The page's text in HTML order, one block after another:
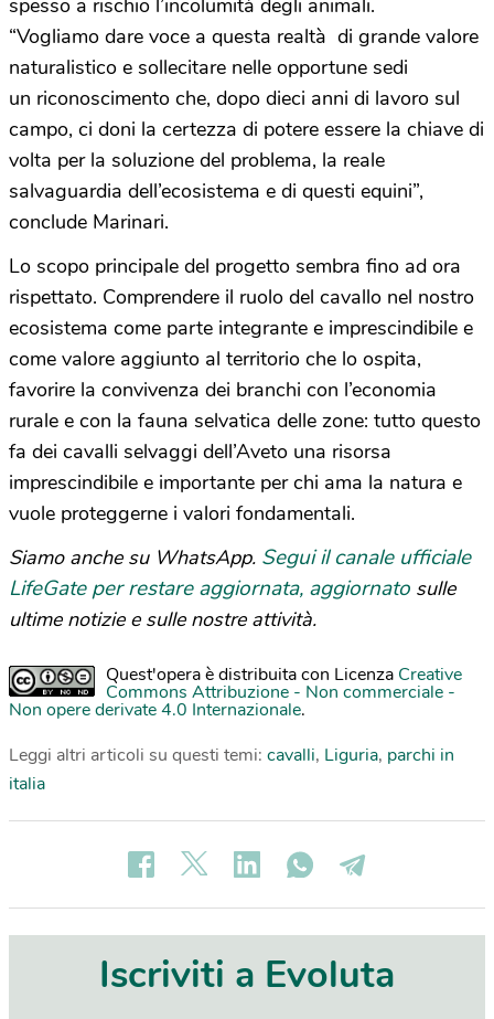
spesso a rischio l’incolumità degli animali.
“Vogliamo dare voce a questa realtà di grande valore
naturalistico e sollecitare nelle opportune sedi
un riconoscimento che, dopo dieci anni di lavoro sul
campo, ci doni la certezza di potere essere la chiave di
volta per la soluzione del problema, la reale
salvaguardia dell’ecosistema e di questi equini”,
conclude Marinari.
Lo scopo principale del progetto sembra fino ad ora
rispettato. Comprendere il ruolo del cavallo nel nostro
ecosistema come parte integrante e imprescindibile e
come valore aggiunto al territorio che lo ospita,
favorire la convivenza dei branchi con l’economia
rurale e con la fauna selvatica delle zone: tutto questo
fa dei cavalli selvaggi dell’Aveto una risorsa
imprescindibile e importante per chi ama la natura e
vuole proteggerne i valori fondamentali.
Siamo anche su WhatsApp. Segui il canale ufficiale
LifeGate per restare aggiornata, aggiornato sulle
ultime notizie e sulle nostre attività.
Quest'opera è distribuita con Licenza Creative
Commons Attribuzione - Non commerciale -
Non opere derivate 4.0 Internazionale.
Leggi altri articoli su questi temi: cavalli, Liguria, parchi in
italia
Iscriviti a Evoluta